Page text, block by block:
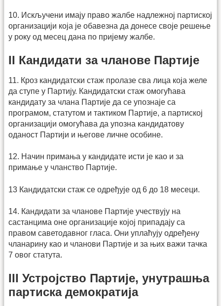
10. Искључени имају право жалбе надлежној партиској
организацији која је обавезна да донесе своје решење
у року од месец дана по пријему жалбе.
II Кандидати за чланове Партије
11. Кроз кандидатски стаж пролазе сва лица која желе
да ступе у Партију. Кандидатски стаж омогућава
кандидату за члана Партије да се упознаје са
програмом, статутом и тактиком Партије, а партиској
организацији омогућава да упозна кандидатову
оданост Партији и његове личне особине.
12. Начин примања у кандидате исти је као и за
примање у чланство Партије.
13 Кандидатски стаж се одређује од 6 до 18 месеци.
14. Кандидати за чланове Партије учествују на
састанцима оне организације којој припадају са
правом саветодавног гласа. Они уплаћују одређену
чланарину као и чланови Партије и за њих важи тачка
7 овог статута.
III Устројство Партије, унутрашња
партиска демократија